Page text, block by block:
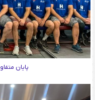
پایان